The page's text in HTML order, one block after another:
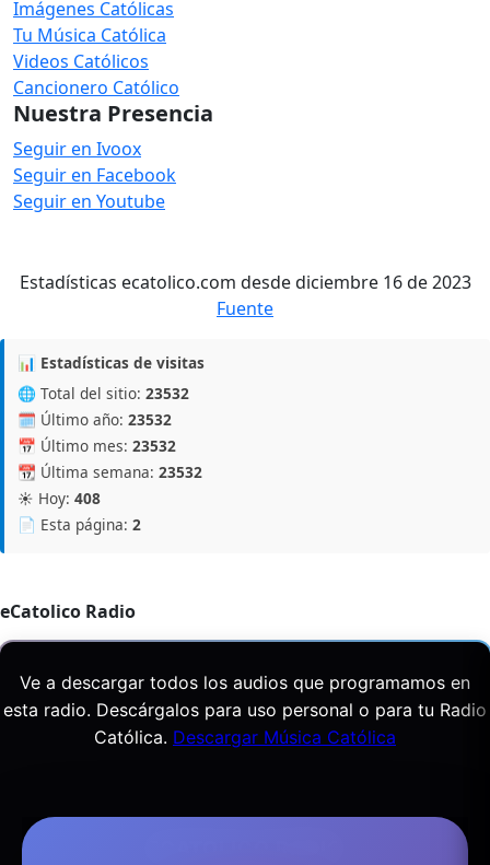
Imágenes Católicas
Tu Música Católica
Videos Católicos
Cancionero Católico
Nuestra Presencia
Seguir en Ivoox
Seguir en Facebook
Seguir en Youtube
Estadísticas ecatolico.com desde diciembre 16 de 2023
Fuente
📊 Estadísticas de visitas
🌐 Total del sitio: 23532
🗓️ Último año: 23532
📅 Último mes: 23532
📆 Última semana: 23532
☀️ Hoy: 408
📄 Esta página: 2
eCatolico Radio